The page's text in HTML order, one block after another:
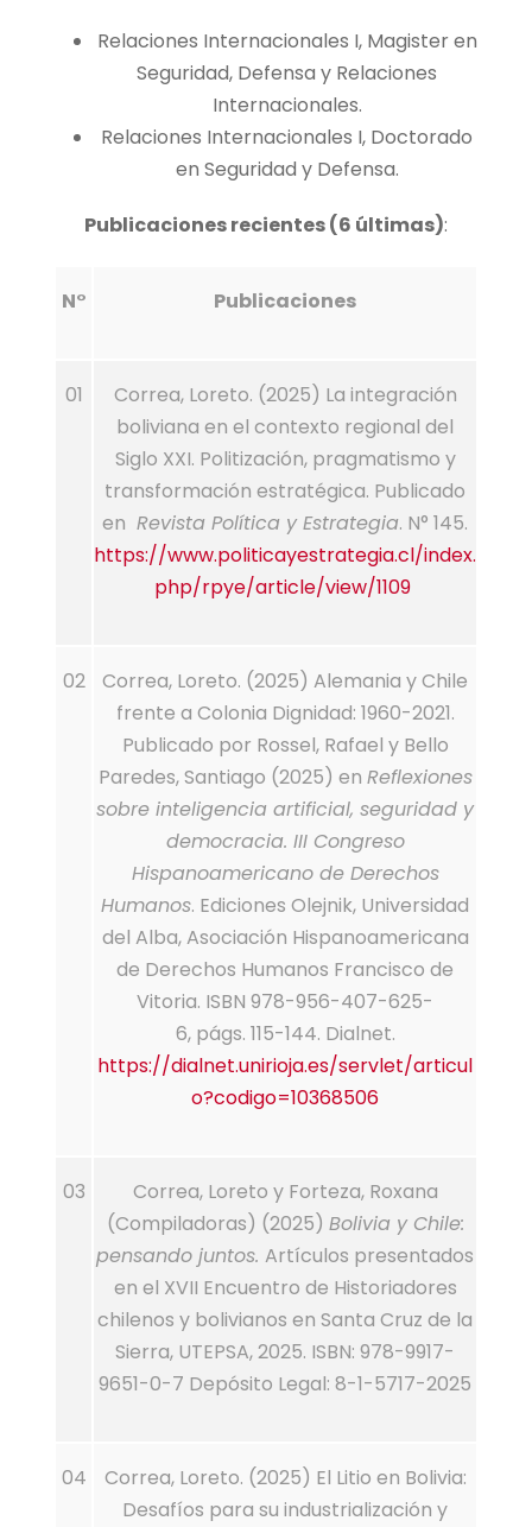
Relaciones Internacionales I, Magister en
Seguridad, Defensa y Relaciones
Internacionales.
Relaciones Internacionales I, Doctorado
en Seguridad y Defensa.
Publicaciones recientes (6 últimas):
N° Publicaciones
01
Correa, Loreto. (2025) La integración
boliviana en el contexto regional del
Siglo XXI. Politización, pragmatismo y
transformación estratégica. Publicado
en Revista Política y Estrategia. N° 145.
https://www.politicayestrategia.cl/index.
php/rpye/article/view/1109
02
Correa, Loreto. (2025) Alemania y Chile
frente a Colonia Dignidad: 1960-2021.
Publicado por Rossel, Rafael y Bello
Paredes, Santiago (2025) en Reflexiones
sobre inteligencia artificial, seguridad y
democracia. III Congreso
Hispanoamericano de Derechos
Humanos. Ediciones Olejnik, Universidad
del Alba, Asociación Hispanoamericana
de Derechos Humanos Francisco de
Vitoria. ISBN 978-956-407-625-
6, págs. 115-144. Dialnet.
https://dialnet.unirioja.es/servlet/articul
o?codigo=10368506
03
Correa, Loreto y Forteza, Roxana
(Compiladoras) (2025) Bolivia y Chile:
pensando juntos. Artículos presentados
en el XVII Encuentro de Historiadores
chilenos y bolivianos en Santa Cruz de la
Sierra, UTEPSA, 2025. ISBN: 978-9917-
9651-0-7 Depósito Legal: 8-1-5717-2025
04
Correa, Loreto. (2025) El Litio en Bolivia:
Desafíos para su industrialización y